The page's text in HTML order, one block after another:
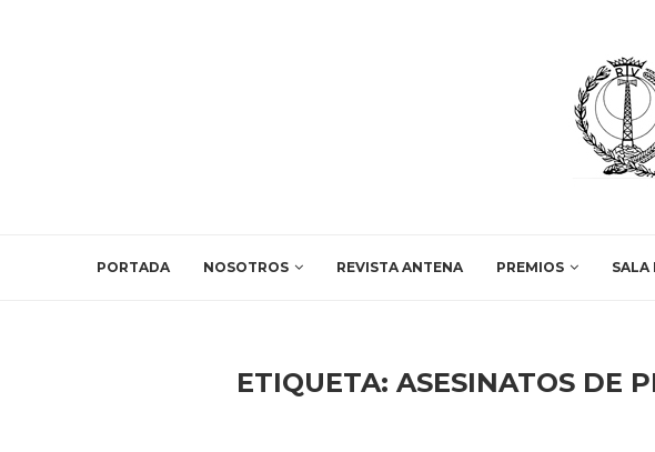
PORTADA NOSOTROS REVISTA ANTENA PREMIOS SALA
ETIQUETA:ASESINATOS DE